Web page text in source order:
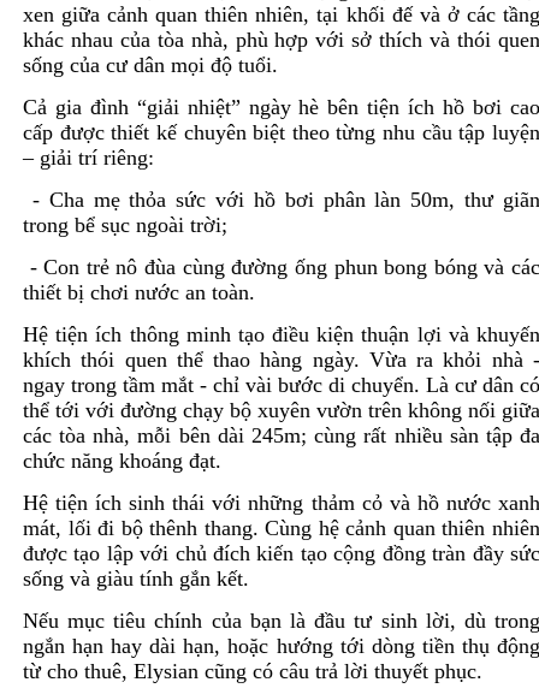
xen giữa cảnh quan thiên nhiên, tại khối đế và ở các
khác nhau của tòa nhà, phù hợp với sở thích và thói
sống của cư dân mọi độ tuổi.
Cả gia đình “giải nhiệt” ngày hè bên tiện ích hồ bơi
cấp được thiết kế chuyên biệt theo từng nhu cầu tập
– giải trí riêng:
- Cha mẹ thỏa sức với hồ bơi phân làn 50m, thư
trong bể sục ngoài trời;
- Con trẻ nô đùa cùng đường ống phun bong bóng và
thiết bị chơi nước an toàn.
Hệ tiện ích thông minh tạo điều kiện thuận lợi và
khích thói quen thể thao hàng ngày. Vừa ra khỏi nhà
ngay trong tầm mắt - chỉ vài bước di chuyển. Là cư dân
thể tới với đường chạy bộ xuyên vườn trên không nối
các tòa nhà, mỗi bên dài 245m; cùng rất nhiều sàn tập
chức năng khoáng đạt.
Hệ tiện ích sinh thái với những thảm cỏ và hồ nước
mát, lối đi bộ thênh thang. Cùng hệ cảnh quan thiên
được tạo lập với chủ đích kiến tạo cộng đồng tràn đầy
sống và giàu tính gắn kết.
Nếu mục tiêu chính của bạn là đầu tư sinh lời, dù
ngắn hạn hay dài hạn, hoặc hướng tới dòng tiền thụ
từ cho thuê, Elysian cũng có câu trả lời thuyết phục.